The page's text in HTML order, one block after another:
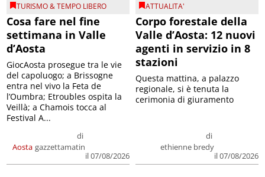
TURISMO & TEMPO LIBERO
Cosa fare nel fine
settimana in Valle
d’Aosta
Aosta
di
gazzettamatin
il 07/08/2026
GiocAosta prosegue tra le vie
del capoluogo; a Brissogne
entra nel vivo la Feta de
l’Oumbra; Etroubles ospita la
Veillà; a Chamois tocca al
Festival A...
ATTUALITA'
Corpo forestale della
Valle d’Aosta: 12 nuovi
agenti in servizio in 8
stazioni
di
ethienne bredy
il 07/08/2026
Questa mattina, a palazzo
regionale, si è tenuta la
cerimonia di giuramento